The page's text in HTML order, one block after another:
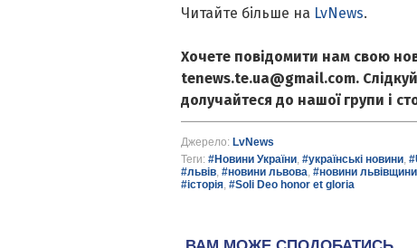
Читайте більше на LvNews.
Хочете повідомити нам свою
tenews.te.ua@gmail.com.
долучайтеся до нашої групи і
Джерело: LvNews
Теги: #Новини України, #українські новини,
#львів, #новини львова, #новини львівщини
#історія, #Soli Deo honor et gloria